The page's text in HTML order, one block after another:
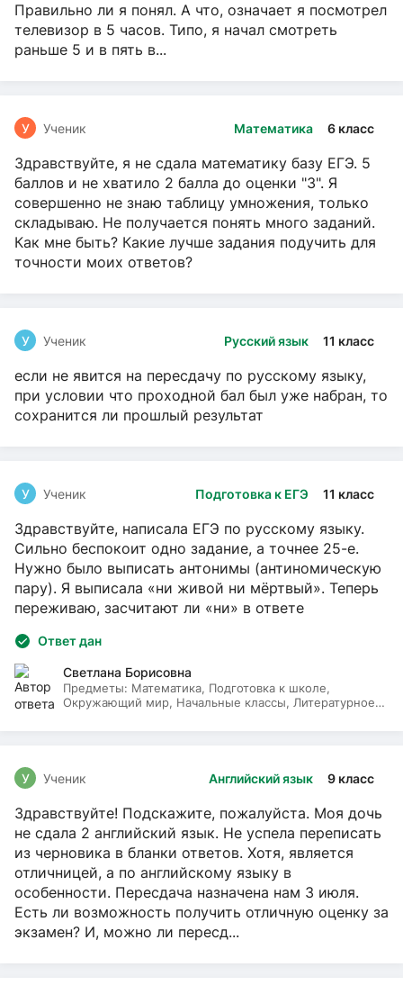
Правильно ли я понял. А что, означает я посмотрел
телевизор в 5 часов. Типо, я начал смотреть
раньше 5 и в пять в...
Математика 6 класс
У Ученик
Здравствуйте, я не сдала математику базу ЕГЭ. 5
баллов и не хватило 2 балла до оценки "3". Я
совершенно не знаю таблицу умножения, только
складываю. Не получается понять много заданий.
Как мне быть? Какие лучше задания подучить для
точности моих ответов?
Русский язык 11 класс
У Ученик
если не явится на пересдачу по русскому языку,
при условии что проходной бал был уже набран, то
сохранится ли прошлый результат
Подготовка к ЕГЭ 11 класс
У Ученик
Здравствуйте, написала ЕГЭ по русскому языку.
Сильно беспокоит одно задание, а точнее 25-е.
Нужно было выписать антонимы (антиномическую
пару). Я выписала «ни живой ни мёртвый». Теперь
переживаю, засчитают ли «ни» в ответе
Ответ дан
Светлана Борисовна
Предметы: Математика, Подготовка к школе,
Окружающий мир, Начальные классы, Литературное
Английский язык 9 класс
У Ученик
Здравствуйте! Подскажите, пожалуйста. Моя дочь
не сдала 2 английский язык. Не успела переписать
из черновика в бланки ответов. Хотя, является
отличницей, а по английскому языку в
особенности. Пересдача назначена нам 3 июля.
Есть ли возможность получить отличную оценку за
экзамен? И, можно ли пересд...